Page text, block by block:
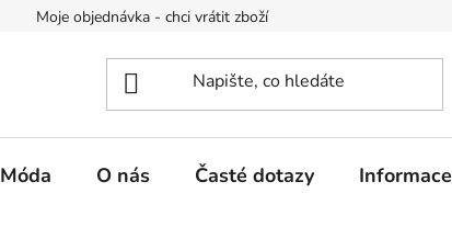
Moje objednávka - chci vrátit zboží
Móda O nás Časté dotazy Informace